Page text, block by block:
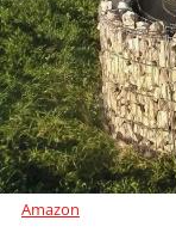
Amazon